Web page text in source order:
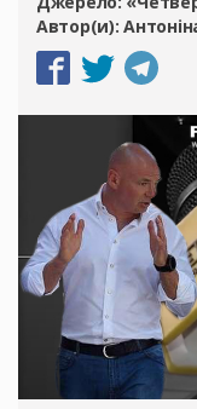
Автор(и):